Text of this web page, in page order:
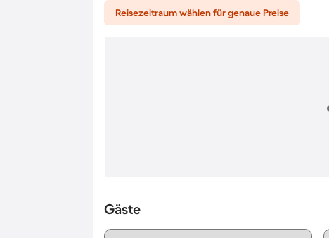
Reisezeitraum wählen für genaue Preise
Gäste